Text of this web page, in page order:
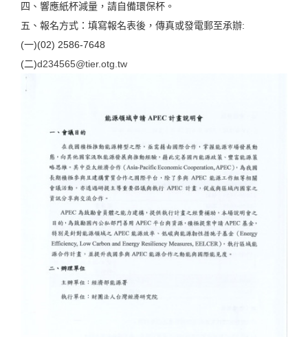
四、響應紙杯減量，請自備環保杯。
五、報名方式：填寫報名表後，傳真或發電郵至承辦:
(一)(02) 2586-7648
(二)d234565@tier.otg.tw